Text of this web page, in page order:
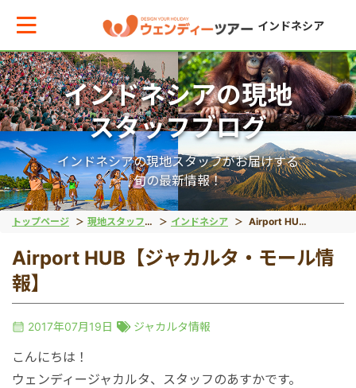
インドネシア
トップページ 現地スタッフブログ インドネシア Airport HUB【ジャカルタ・モール情報】
インドネシアの現地
スタッフブログ
インドネシアの現地スタッフがお届けする
旬の最新情報！
Airport HUB【ジャカルタ・モール情
報】
2017年07月19日 ジャカルタ情報
こんにちは！
ウェンディージャカルタ、スタッフのあすかです。
メインメニューへ戻る
マから現地ツアーを探す
系
ツアー
VIPアシスト
メインメニューへ戻る
アからお役立ち情報を探す
ドネシア
ーシア
戻る
動物系
象
コモドドラゴン
戻る
離島ツアー
レンボンガン島
ヌサペニダ島
戻る
世界遺産
ボロブドゥール遺跡
プランバナン遺跡
戻る
秘境
タナトラジャ
ブロモ山